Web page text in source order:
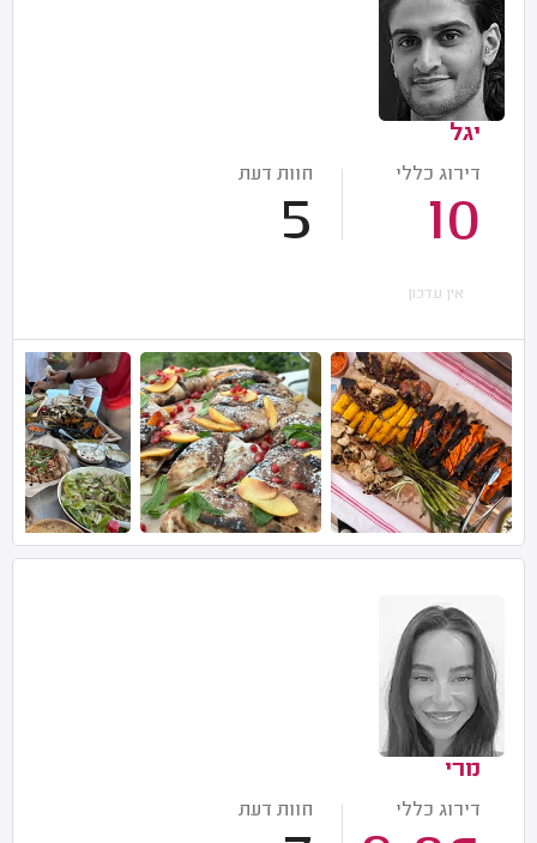
יגל
דירוג כללי
10
חוות דעת
5
אין עדכון
מרי
דירוג כללי חוות דעת